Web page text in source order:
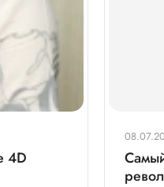
4D